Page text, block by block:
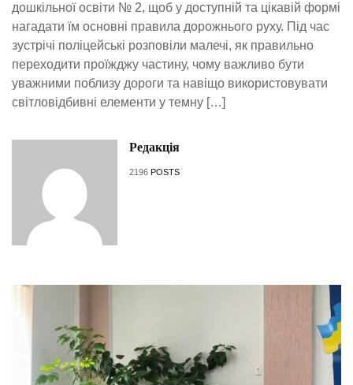
дошкільної освіти № 2, щоб у доступній та цікавій формі
нагадати їм основні правила дорожнього руху. Під час
зустрічі поліцейські розповіли малечі, як правильно
переходити проїжджу частину, чому важливо бути
уважними поблизу дороги та навіщо використовувати
світловідбивні елементи у темну […]
Редакція
2196 POSTS